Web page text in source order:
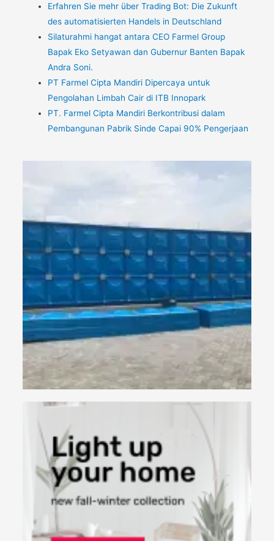
Erfahren Sie mehr über Trading Bot: Die Zukunft
des automatisierten Handels in Deutschland
Silaturahmi hangat antara CEO Farmel Group
Bapak Eko Setyawan dan Gubernur Banten Bapak
Andra Soni.
PT Farmel Cipta Mandiri Dipercaya untuk
Pengolahan Limbah Cair di ITB Innopark
PT. Farmel Cipta Mandiri Berkontribusi dalam
Pembangunan Pabrik Sinde Capai 90% Pengerjaan